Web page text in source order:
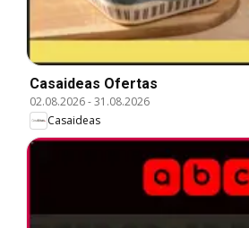
Casaideas Ofertas
02.08.2026-31.08.2026
Casaideas